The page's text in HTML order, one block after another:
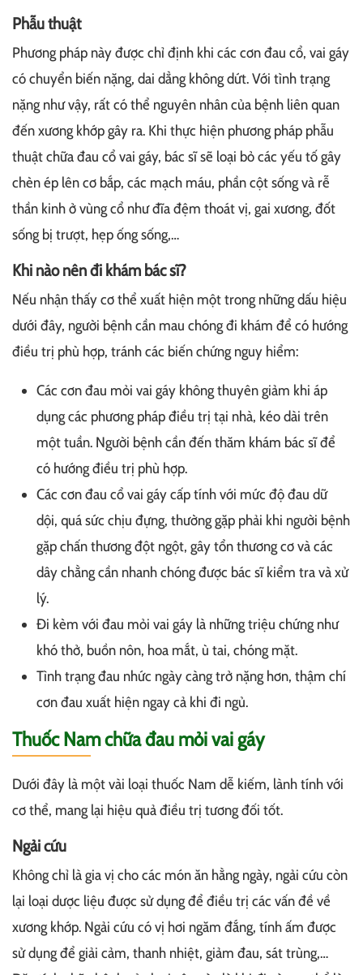
Phẫu thuật
Phương pháp này được chỉ định khi các cơn đau cổ, vai gáy
có chuyển biến nặng, dai dẳng không dứt. Với tình trạng
nặng như vậy, rất có thể nguyên nhân của bệnh liên quan
đến xương khớp gây ra. Khi thực hiện phương pháp phẫu
thuật chữa đau cổ vai gáy, bác sĩ sẽ loại bỏ các yếu tố gây
chèn ép lên cơ bắp, các mạch máu, phần cột sống và rễ
thần kinh ở vùng cổ như đĩa đệm thoát vị, gai xương, đốt
sống bị trượt, hẹp ống sống,…
Khi nào nên đi khám bác sĩ?
Nếu nhận thấy cơ thể xuất hiện một trong những dấu hiệu
dưới đây, người bệnh cần mau chóng đi khám để có hướng
điều trị phù hợp, tránh các biến chứng nguy hiểm:
Các cơn đau mỏi vai gáy không thuyên giảm khi áp
dụng các phương pháp điều trị tại nhà, kéo dài trên
một tuần. Người bệnh cần đến thăm khám bác sĩ để
có hướng điều trị phù hợp.
Các cơn đau cổ vai gáy cấp tính với mức độ đau dữ
dội, quá sức chịu đựng, thường gặp phải khi người bệnh
gặp chấn thương đột ngột, gây tổn thương cơ và các
dây chằng cần nhanh chóng được bác sĩ kiểm tra và xử
lý.
Đi kèm với đau mỏi vai gáy là những triệu chứng như
khó thở, buồn nôn, hoa mắt, ù tai, chóng mặt.
Tình trạng đau nhức ngày càng trở nặng hơn, thậm chí
cơn đau xuất hiện ngay cả khi đi ngủ.
Thuốc Nam chữa đau mỏi vai gáy
Dưới đây là một vài loại thuốc Nam dễ kiếm, lành tính với
cơ thể, mang lại hiệu quả điều trị tương đối tốt.
Ngải cứu
Không chỉ là gia vị cho các món ăn hằng ngày, ngải cứu còn
lại loại dược liệu được sử dụng để điều trị các vấn đề về
xương khớp. Ngải cứu có vị hơi ngăm đắng, tính ấm được
sử dụng để giải cảm, thanh nhiệt, giảm đau, sát trùng,…